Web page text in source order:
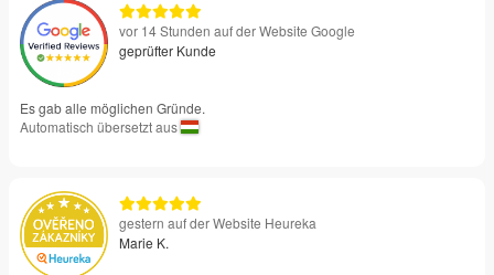
vor 14 Stunden auf der Website Google
geprüfter Kunde
Es gab alle möglichen Gründe.
Automatisch übersetzt aus
gestern auf der Website Heureka
Marie K.